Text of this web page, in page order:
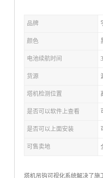
品牌
颜色
电池续航时间
货源
塔机检测位置
是否可以软件上查看
是否可以上面安装
可售卖地
塔机吊钩可视化系统解决了施